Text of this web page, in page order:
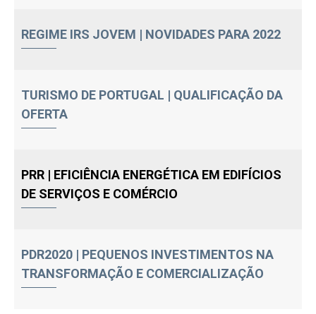
REGIME IRS JOVEM | NOVIDADES PARA 2022
TURISMO DE PORTUGAL | QUALIFICAÇÃO DA
OFERTA
PRR | EFICIÊNCIA ENERGÉTICA EM EDIFÍCIOS
DE SERVIÇOS E COMÉRCIO
PDR2020 | PEQUENOS INVESTIMENTOS NA
TRANSFORMAÇÃO E COMERCIALIZAÇÃO